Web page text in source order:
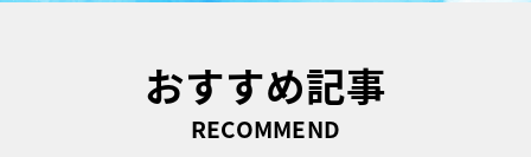
おすすめ記事
RECOMMEND